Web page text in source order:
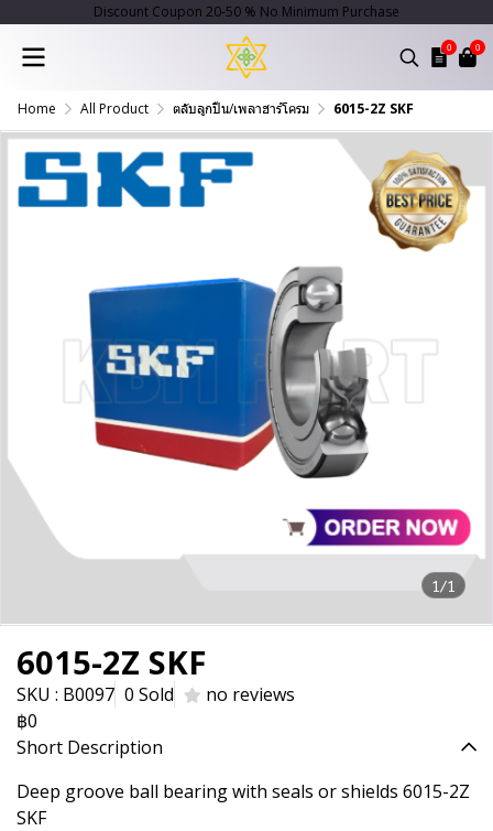
Discount Coupon 20-50 % No Minimum Purchase
0 0
Home All Product ตลับลูกปืน/เพลาฮาร์โครม 6015-2Z SKF
1/1
6015-2Z SKF
SKU : B0097 0 Sold
no reviews
฿0
Short Description
Deep groove ball bearing with seals or shields 6015-2Z
SKF